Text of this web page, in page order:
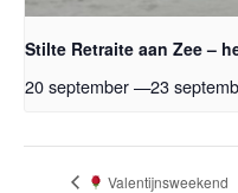
Stilte Retraite aan Zee –
20 september—23
Valentijnsweekend